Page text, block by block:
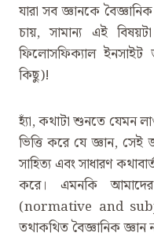
যারা সব জ্ঞানকে
চায়, সামান্য এই
ফিলোসফিক্যাল
কিছু)!
হ্যাঁ, কথাটা শুনতে যেমন
ভিত্তি করে যে জ্ঞান,
সাহিত্য এবং সাধারণ
করে। এমনকি আমাদের
(normative and
তথাকথিত বৈজ্ঞানিক